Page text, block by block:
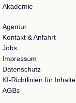
Akademie
Agentur
Kontakt & Anfahrt
Jobs
Impressum
Datenschutz
KI-Richtlinien für Inhalte
AGBs